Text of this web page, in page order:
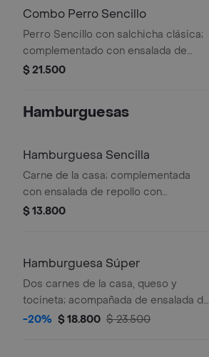
Incluye papas francesas y gaseosa de
Combo Perro Sencillo
Perro Sencillo con salchicha clásica;
complementado con ensalada de
repollo con zanahoria, pepino
Incluye papas francesas y gaseosa de
$ 21.500
Hamburguesas
Hamburguesa Sencilla
Carne de la casa; complementada
con ensalada de repollo con
zanahoria, pepino agridulce, cebolla
$ 13.800
Hamburguesa Súper
Dos carnes de la casa, queso y
tocineta; acompañada de ensalada de
repollo con zanahoria, pepino
-20% $ 18.800 $ 23.500